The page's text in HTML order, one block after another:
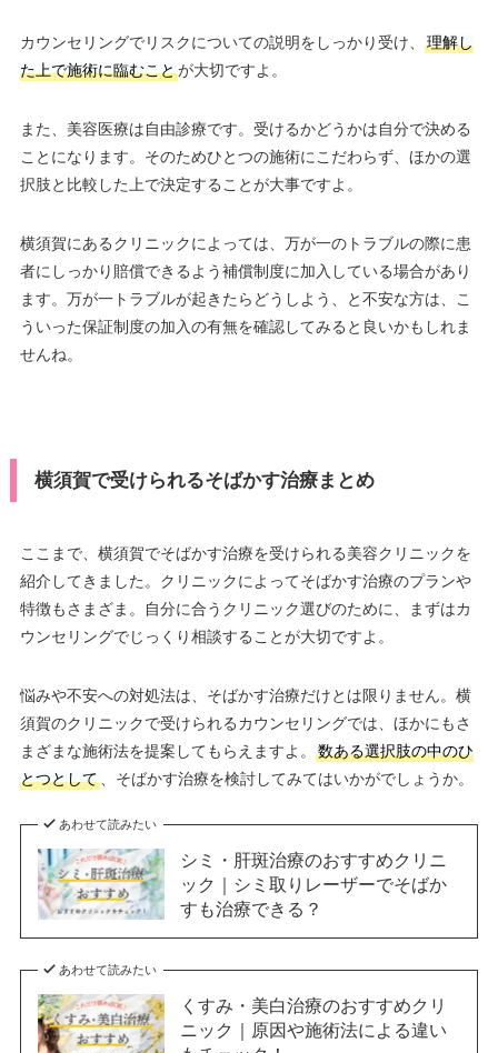
カウンセリングでリスクについての説明をしっかり受け、
理解し
た上で施術に臨むことが大切ですよ。
また、美容医療は自由診療です。受けるかどうかは自分で決める
ことになります。そのためひとつの施術にこだわらず、ほかの選
択肢と比較した上で決定することが大事ですよ。
横須賀にあるクリニックによっては、万が一のトラブルの際に患
者にしっかり賠償できるよう補償制度に加入している場合があり
ます。万が一トラブルが起きたらどうしよう、と不安な方は、こ
ういった保証制度の加入の有無を確認してみると良いかもしれま
せんね。
横須賀で受けられるそばかす治療まとめ
ここまで、横須賀でそばかす治療を受けられる美容クリニックを
紹介してきました。クリニックによってそばかす治療のプランや
特徴もさまざま。自分に合うクリニック選びのために、まずはカ
ウンセリングでじっくり相談することが大切ですよ。
悩みや不安への対処法は、そばかす治療だけとは限りません。横
須賀のクリニックで受けられるカウンセリングでは、ほかにもさ
まざまな施術法を提案してもらえますよ。
数ある選択肢の中のひ
とつとして、そばかす治療を検討してみてはいかがでしょうか。
あわせて読みたい
シミ・肝斑治療のおすすめクリニ
ック｜シミ取りレーザーでそばか
すも治療できる？
あわせて読みたい
くすみ・美白治療のおすすめクリ
ニック｜原因や施術法による違い